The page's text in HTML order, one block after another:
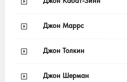
Джон Маррс
Джон Толкин
Джон Шерман